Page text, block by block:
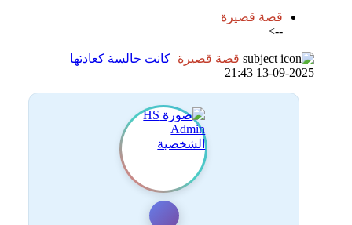
قصة قصيرة
-->
قصة قصيرة كانت جالسة كعادتها
13-09-2025 21:43